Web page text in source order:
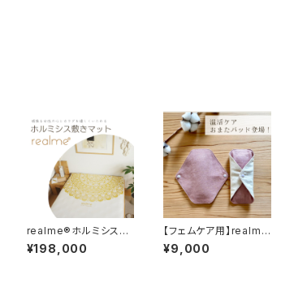
realme®ホルミシス敷
きマット
¥198,000
【フェムケア用】realme
®ホルミシスおまたパッ
ド（２枚組）
¥9,000